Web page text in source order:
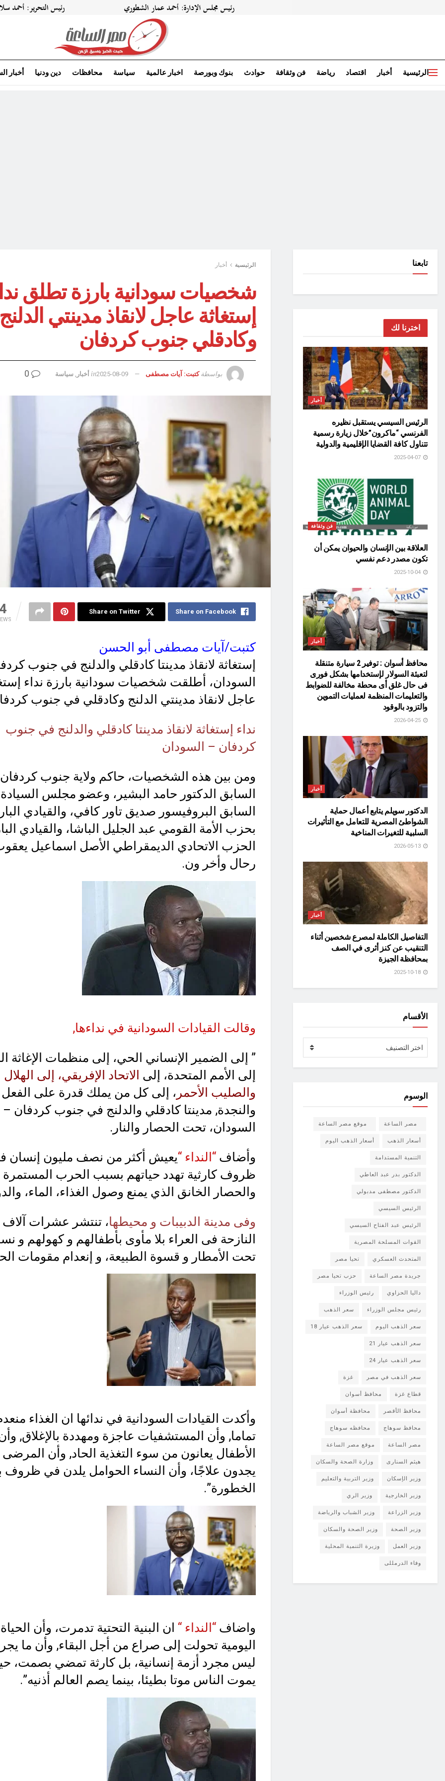
الرئيسية أخبار اقتصاد رياضة فن وثقافة حوادث بنوك وبورصة اخبار عالمية سياسة محافظات دين ودنيا أخبار
الرئيسية أخبار
شخصيات سودانية بارزة تطلق
إستغاثة عاجل لانقاذ مدينتي
وكادقلي جنوب كردفان
بواسطة كتبت: آيات مصطفى 2025-08-09
in أخبار سياسة
4 Share on Facebook
Share on Twitter
كتبت/آيات مصطفى أبو الحسن
إستغاثة لانقاذ مدينتا كادقلي والدلنج في جنوب
السودان، أطلقت شخصيات سودانية بارزة نداء
عاجل لانقاذ مدينتي الدلنج وكادقلي في جنوب
نداء إستغاثة لانقاذ مدينتا كادقلي والدلنج في جنوب
كردفان – السودان
ومن بين هذه الشخصيات، حاكم ولاية جنوب كردفان
السابق الدكتور حامد البشير، وعضو مجلس السيادة
السابق البروفيسور صديق تاور كافي، والقيادي
بحزب الأمة القومي عبد الجليل الباشا، والقيادي
الحزب الاتحادي الديمقراطي الأصل اسماعيل
رحال وأخر ون.
وقالت القيادات السودانية في نداءها,
” إلى الضمير الإنساني الحي، إلى منظمات الإغاثة
إلى الأمم المتحدة، إلى الاتحاد الإفريقي، إلى
والصليب الأحمر ، إلى كل من يملك قدرة على الفعل
والنجدة, مدينتا كادقلي والدلنج في جنوب كردفان –
السودان، تحت الحصار والنار.
وأضاف “النداء “يعيش أكثر من نصف مليون إنسان
ظروف كارثية تهدد حياتهم بسبب الحرب المستمرة
والحصار الخانق الذي يمنع وصول الغذاء، الماء،
وفى مدينة الدبيبات و محيطها، تنتشر عشرات آلاف
النازحة فى العراء بلا مأوى بأطفالهم و كهولهم و
تحت الأمطار و قسوة الطبيعة، و إنعدام مقومات
وأكدت القيادات السودانية في ندائها ان الغذاء
تماما, وأن المستشفيات عاجزة ومهددة بالإغلاق,
الأطفال يعانون من سوء التغذية الحاد, وأن المرضى
يجدون علاجًا، وأن النساء الحوامل يلدن في ظروف
الخطورة”.
واضاف “النداء “ ان البنية التحتية تدمرت، وأن الحياة
اليومية تحولت إلى صراع من أجل البقاء, وأن ما
ليس مجرد أزمة إنسانية، بل كارثة تمضي بصمت،
يموت الناس موتا بطيئا، بينما يصم العالم أذنيه”.
تابعنا
اخترنا لك
أخبار
الرئيس السيسي يستقبل نظيره
الفرنسي “ماكرون”خلال زيارة رسمية
تتناول كافة القضايا الإقليمية والدولية
فن وثقافة
العلاقة بين الإنسان والحيوان يمكن أن
تكون مصدر دعم نفسي
أخبار
محافظ أسوان : توفير 2 سيارة متنقلة
لتعبئة السولار لإستخدامها بشكل فورى
فى حال غلق أى محطة مخالفة للضوابط
والتعليمات المنظمة لعمليات التموين
والتزود بالوقود
أخبار
الدكتور سويلم يتابع أعمال حماية
الشواطئ المصرية للتعامل مع التأثيرات
السلبية للتغيرات المناخية
أخبار
التفاصيل الكاملة لمصرع شخصين أثناء
التنقيب عن كنز أثرى في الصف
بمحافظة الجيزة
الأقسام
اختر التصنيف
الوسوم
مصر الساعة موقع مصر الساعة
أسعار الذهب أسعار الذهب اليوم
التنمية المستدامة
الدكتور بدر عبد العاطي
الدكتور مصطفى مدبولي
الرئيس السيسي
الرئيس عبد الفتاح السيسي
القوات المسلحة المصرية
المتحدث العسكري تحيا مصر
جريدة مصر الساعة حزب تحيا مصر
داليا الحزاوي رئيس الوزراء
رئيس مجلس الوزراء سعر الذهب
سعر الذهب اليوم سعر الذهب عيار 18
سعر الذهب عيار 21
سعر الذهب عيار 24
سعر الذهب في مصر غزة
قطاع غزة محافظ أسوان
محافظ الأقصر محافظة أسوان
محافظ سوهاج محافظه سوهاج
مصر الساعة موقع مصر الساعة
هيثم السنارى وزارة الصحة والسكان
وزير الإسكان وزير التربية والتعليم
وزير الخارجية وزير الري
وزير الزراعة وزير الشباب والرياضة
وزير الصحة وزير الصحة والسكان
وزير العمل وزيرة التنمية المحلية
وفاء الدرمللى